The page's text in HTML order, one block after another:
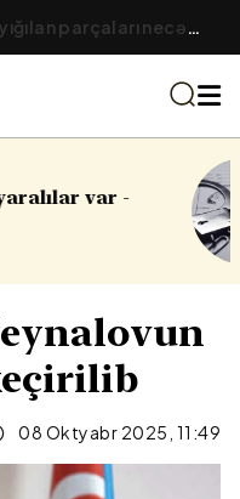
parçaları necə
işləri ilə bağlı vacib
08 Oktyabr 2025, 11:49